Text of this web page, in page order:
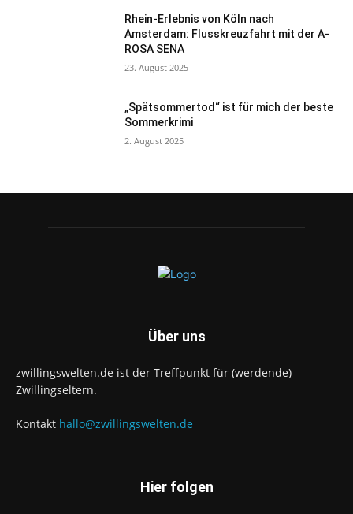
Rhein-Erlebnis von Köln nach
Amsterdam: Flusskreuzfahrt mit der A-
ROSA SENA
23. August 2025
„Spätsommertod“ ist für mich der beste
Sommerkrimi
2. August 2025
Über uns
zwillingswelten.de ist der Treffpunkt für (werdende)
Zwillingseltern.
Kontakt hallo@zwillingswelten.de
Hier folgen